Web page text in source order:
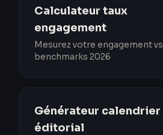
Calculateur taux
engagement
Mesurez votre engagement vs
benchmarks 2026
Générateur calendrier
éditorial